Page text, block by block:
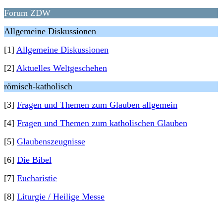
Forum ZDW
Allgemeine Diskussionen
[1] Allgemeine Diskussionen
[2] Aktuelles Weltgeschehen
römisch-katholisch
[3] Fragen und Themen zum Glauben allgemein
[4] Fragen und Themen zum katholischen Glauben
[5] Glaubenszeugnisse
[6] Die Bibel
[7] Eucharistie
[8] Liturgie / Heilige Messe